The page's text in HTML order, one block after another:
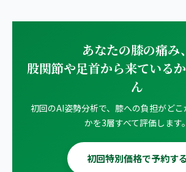
あなたの膝の痛み、
股関節や足首から来ている
ん
初回のAI姿勢分析で、膝への負担がど
かを3層すべて評価します。
初回特別価格で予約する